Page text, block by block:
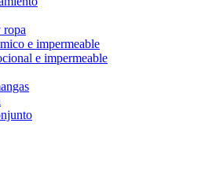
ropa
e impermeable
e impermeable